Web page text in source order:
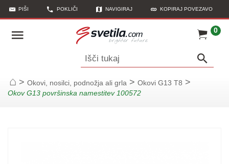
PIŠI POKLIČI NAVIGIRAJ KOPIRAJ POVEZAVO
0
Išči tukaj
Začetna stran
> Okovi, nosilci, podnožja ali grla > Okovi G13 T8 >
Okov G13 površinska namestitev 100572